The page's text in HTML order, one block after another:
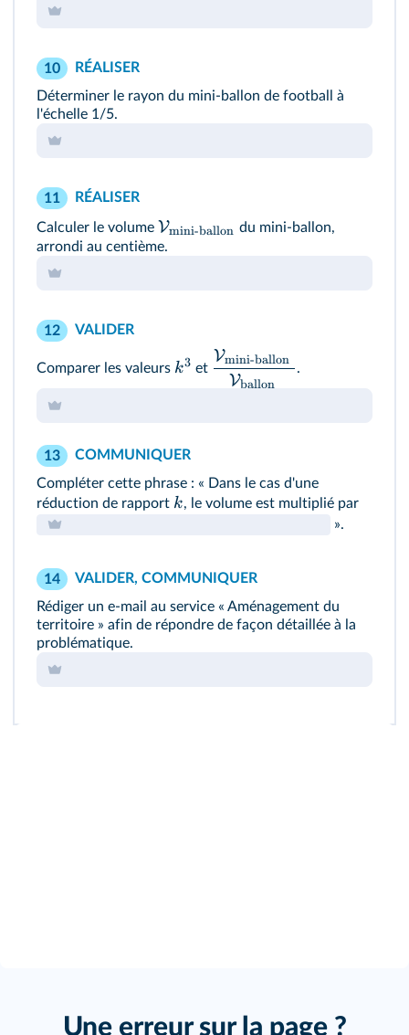
10
RÉALISER
Déterminer le rayon du mini-ballon de football à
l'échelle 1/5.
11 RÉALISER
Calculer le volume Vmini-ballon du mini-ballon,
arrondi au centième.
12 VALIDER
Comparer les valeurs k3 et
Vballon
Vmini-ballon
.
13
COMMUNIQUER
Compléter cette phrase : « Dans le cas d'une
réduction de rapport k, le volume est multiplié par
».
14
VALIDER, COMMUNIQUER
Rédiger un e-mail au service « Aménagement du
territoire » afin de répondre de façon détaillée à la
problématique.
Une erreur sur la page ?